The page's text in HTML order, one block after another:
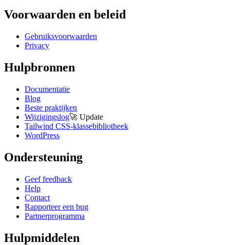
Voorwaarden en beleid
Gebruiksvoorwaarden
Privacy
Hulpbronnen
Documentatie
Blog
Beste praktijken
Wijzigingslog🚀 Update
Tailwind CSS-klassebibliotheek
WordPress
Ondersteuning
Geef feedback
Help
Contact
Rapporteer een bug
Partnerprogramma
Hulpmiddelen